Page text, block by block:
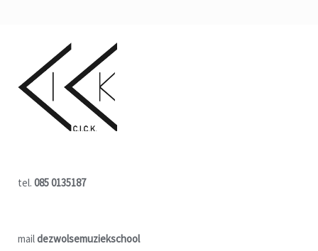
tel. 085 0135187
maildezwolsemuziekschool